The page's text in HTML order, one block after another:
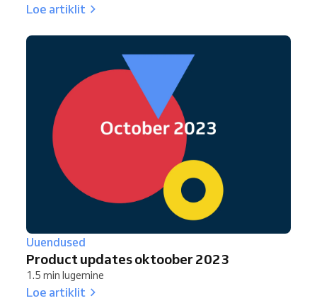
Loe artiklit
Uuendused
Product updates oktoober 2023
1.5 min lugemine
Loe artiklit